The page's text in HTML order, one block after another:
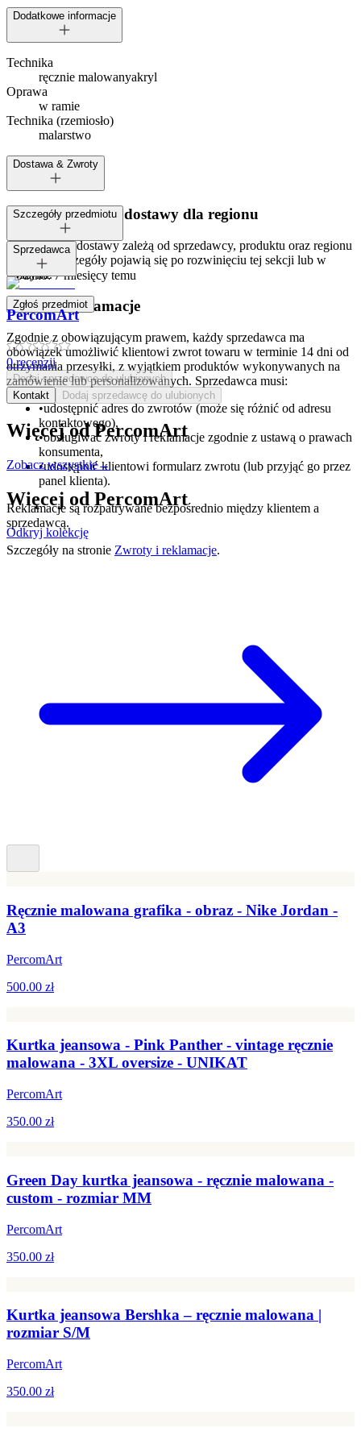
Dodatkowe informacje
Technika
ręcznie malowanyakryl
Oprawa
w ramie
Technika (rzemiosło)
malarstwo
Dostawa & Zwroty
Dostępne metody dostawy dla regionu
Opcje i koszt dostawy zależą od sprzedawcy, produktu oraz regionu
dostawy. Szczegóły pojawią się po rozwinięciu tej sekcji lub w
koszyku.
Zwroty i reklamacje
Zgodnie z obowiązującym prawem, każdy sprzedawca ma
obowiązek umożliwić klientowi zwrot towaru w terminie 14 dni od
otrzymania przesyłki, z wyjątkiem produktów wykonywanych na
zamówienie lub personalizowanych. Sprzedawca musi:
•udostępnić adres do zwrotów (może się różnić od adresu
kontaktowego),
•obsługiwać zwroty i reklamacje zgodnie z ustawą o prawach
konsumenta,
•udostępnić klientowi formularz zwrotu (lub przyjąć go przez
panel klienta).
Reklamacje są rozpatrywane bezpośrednio między klientem a
sprzedawcą.
Szczegóły na stronie Zwroty i reklamacje.
Szczegóły przedmiotu
Tagi:
Dodano:7 miesięcy temu
Zgłoś przedmiot
Sprzedawca
PercomArt
0recenzji
Dodaj sprzedawcę do ulubionych
Kontakt
Dodaj sprzedawcę do ulubionych
Więcej odPercomArt
Zobacz wszystkie→
Więcej od PercomArt
Odkryj kolekcję
Ręcznie malowana grafika - obraz - Nike Jordan -
A3
PercomArt
500.00 zł
Kurtka jeansowa - Pink Panther - vintage ręcznie
malowana - 3XL oversize - UNIKAT
PercomArt
350.00 zł
Green Day kurtka jeansowa - ręcznie malowana -
custom - rozmiar MM
PercomArt
350.00 zł
Kurtka jeansowa Bershka – ręcznie malowana |
rozmiar S/M
PercomArt
350.00 zł